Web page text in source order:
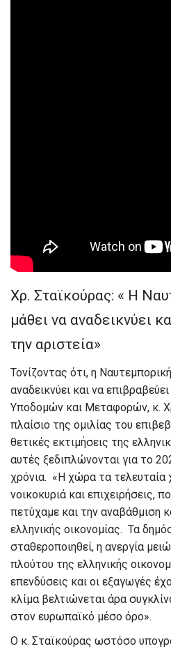
Χρ. Σταϊκούρας: « Η
μάθει να αναδεικνύει
την αριστεία»
Τονίζοντας ότι, η
αναδεικνύει και να
Υποδομών και Μεταφορών, κ.
πλαίσιο της ομιλίας του
θετικές εκτιμήσεις της
αυτές ξεδιπλώνονται για το
χρόνια. «Η χώρα τα τελευταία
νοικοκυριά και επιχειρήσεις,
πετύχαμε και την αναβάθμιση
ελληνικής οικονομίας. Τα
σταθεροποιηθεί, η ανεργία
πλούτου της ελληνικής
επενδύσεις και οι εξαγωγές
κλίμα βελτιώνεται άρα
στον ευρωπαϊκό μέσο όρο».
Ο κ. Σταϊκούρας ωστόσο